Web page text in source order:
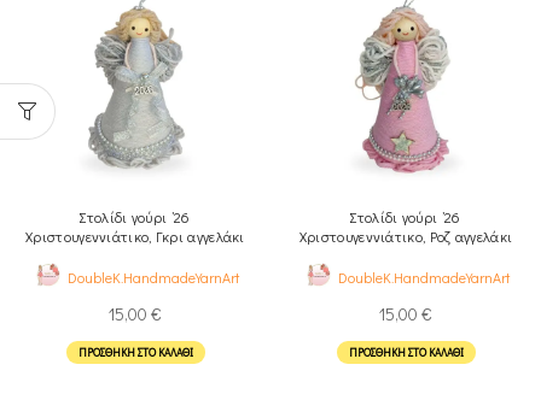
Στολίδι γούρι ’26
Χριστουγεννιάτικο, Γκρι αγγελάκι
DoubleK.HandmadeYarnArt
15,00 €
ΠΡΟΣΘΉΚΗ ΣΤΟ ΚΑΛΆΘΙ
Στολίδι γούρι ’26
Χριστουγεννιάτικο, Ροζ αγγελάκι
DoubleK.HandmadeYarnArt
15,00 €
ΠΡΟΣΘΉΚΗ ΣΤΟ ΚΑΛΆΘΙ